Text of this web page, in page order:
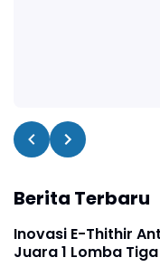
Berita Terbaru
Inovasi E-Thithir
Juara 1 Lomba